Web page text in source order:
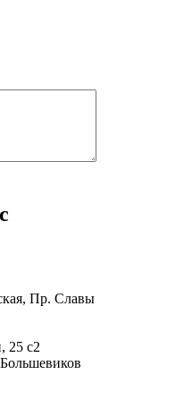
Пр. Славы
25 с2